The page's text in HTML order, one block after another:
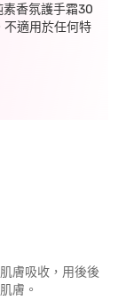
素香氛護手霜30
不適用於任何特
膚吸收，用後後
膚。